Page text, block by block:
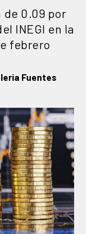
de 0.09 por
INEGI en la
febrero
Fuentes